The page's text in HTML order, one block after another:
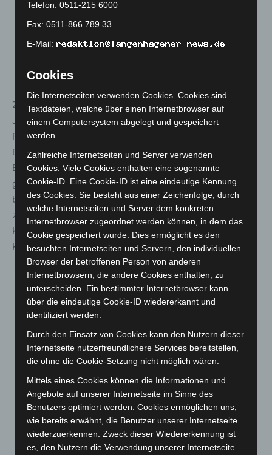
Straßen, Wegen und Plätzen sowie auf belebten
öffentlich zugänglichen Flächen untersagt. Wo genau
dies gilt entscheiden die Landkreise und kreisfreien
Allgemeinverfügung.
Zu den ohnehin nur für Personen ab einem Alter von 16
Jahren zugelassenen Feuerwerkskörpern der Kategorie
F2 gehören beispielsweise: Doppelschläge,
Blitzknallkörper, Pyrodrifter, Knallfrösche, Sprungräder,
Baby-Raketen, Vulkan-Fontänen, steigende Wirbel. Nicht
gemeint sind Feuerwerkskörper der Kategorie F1, also
beispielsweise: Wunderkerzen, Bengalhölzer oder -
zünder, Knallbonbons, Scherzzündhölzer, Schlangen,
Knallziehbänder, Partyknaller, Tischfeuerwerke und
Knallerbsen.
§ 7 b Absatz 2enthält ein Verbot ein Feuerwerk für
die Öffentlichkeit zu veranstalten. Damit sind größere,
ohnehin einem Genehmigungsvorbehalt
beispielsweise das Abbrennen von Feuerwerk in
begrenztem Umfang vor dem eigenen Haus oder in
den belebten öffentlichen Plätzen zählen für die der
jeweilige Landkreis oder Kreisfreie Stadt das
Abbrennen von Feuerwerk im Sinne des § 7 b
untersagt hat.
Telefon: 0511-215 6000
Fax: 0511-866 789 33
E-Mail:
Cookies
Die Internetseiten verwenden Cookies. Cookies sind
Textdateien, welche über einen Internetbrowser auf
einem Computersystem abgelegt und gespeichert
werden.
Zahlreiche Internetseiten und Server verwenden
Cookies. Viele Cookies enthalten eine sogenannte
Cookie-ID. Eine Cookie-ID ist eine eindeutige Kennung
des Cookies. Sie besteht aus einer Zeichenfolge, durch
welche Internetseiten und Server dem konkreten
Internetbrowser zugeordnet werden können, in dem das
Cookie gespeichert wurde. Dies ermöglicht es den
besuchten Internetseiten und Servern, den individuellen
Browser der betroffenen Person von anderen
Internetbrowsern, die andere Cookies enthalten, zu
unterscheiden. Ein bestimmter Internetbrowser kann
über die eindeutige Cookie-ID wiedererkannt und
identifiziert werden.
Durch den Einsatz von Cookies kann den Nutzern dieser
Internetseite nutzerfreundlichere Services bereitstellen,
die ohne die Cookie-Setzung nicht möglich wären.
Mittels eines Cookies können die Informationen und
Angebote auf unserer Internetseite im Sinne des
Benutzers optimiert werden. Cookies ermöglichen uns,
wie bereits erwähnt, die Benutzer unserer Internetseite
wiederzuerkennen. Zweck dieser Wiedererkennung ist
es, den Nutzern die Verwendung unserer Internetseite